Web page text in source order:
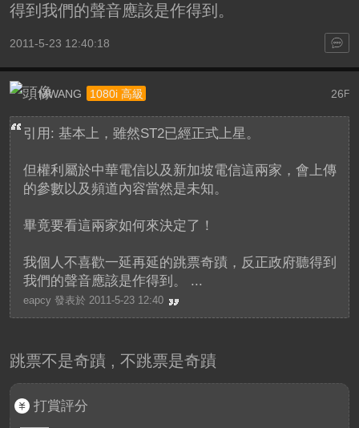
得到我們的聲音應該是作得到。
2011-5-23 12:40:18
26 F
MWANG 1080i 高級
引用: 基本上，雖然ST2已經正式上星。
但權利屬於中華電信以及新加坡電信這兩家，會上傳
的參數以及頻道內容當然是未知。
畢竟要看這兩家如何來決定了！
我個人不喜歡一延再延的跳票奇蹟，反正政府聽得到
我們的聲音應該是作得到。 ...
eapcy 發表於 2011-5-23 12:40
跳票不是奇蹟 , 不跳票是奇蹟
打賞評分